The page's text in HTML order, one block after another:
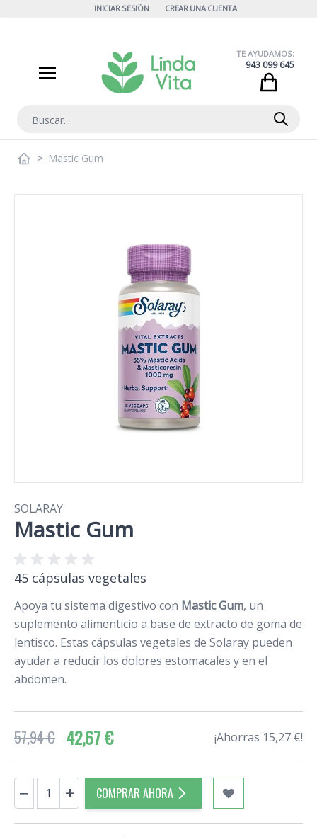
INICIAR SESIÓN CREAR UNA CUENTA
Buscar
TE AYUDAMOS:
943 099 645
> Mastic Gum
SOLARAY
Mastic Gum
45 cápsulas vegetales
Apoya tu sistema digestivo con Mastic Gum, un
suplemento alimenticio a base de extracto de goma de
lentisco. Estas cápsulas vegetales de Solaray pueden
ayudar a reducir los dolores estomacales y en el
abdomen.
57,94 € 42,67 € ¡Ahorras 15,27 €!
Cantidad
− + COMPRAR AHORA